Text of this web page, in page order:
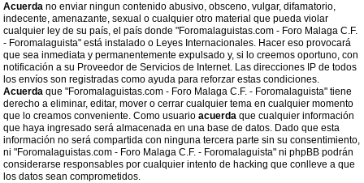
Acuerda no enviar ningun contenido abusivo, obsceno, vulgar, difamatorio,
indecente, amenazante, sexual o cualquier otro material que pueda violar
cualquier ley de su país, el país donde "Foromalaguistas.com - Foro Malaga C.F.
- Foromalaguista" está instalado o Leyes Internacionales. Hacer eso provocará
que sea inmediata y permanentemente expulsado y, si lo creemos oportuno, con
notificación a su Proveedor de Servicios de Internet. Las direcciones IP de todos
los envíos son registradas como ayuda para reforzar estas condiciones.
Acuerda que "Foromalaguistas.com - Foro Malaga C.F. - Foromalaguista" tiene
derecho a eliminar, editar, mover o cerrar cualquier tema en cualquier momento
que lo creamos conveniente. Como usuario acuerda que cualquier información
que haya ingresado será almacenada en una base de datos. Dado que esta
información no será compartida con ninguna tercera parte sin su consentimiento,
ni "Foromalaguistas.com - Foro Malaga C.F. - Foromalaguista" ni phpBB podrán
considerarse responsables por cualquier intento de hacking que conlleve a que
los datos sean comprometidos.